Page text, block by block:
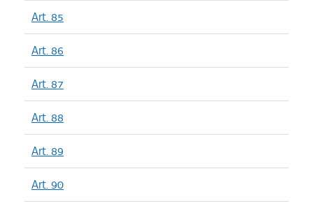
Art. 85
Art. 86
Art. 87
Art. 88
Art. 89
Art. 90